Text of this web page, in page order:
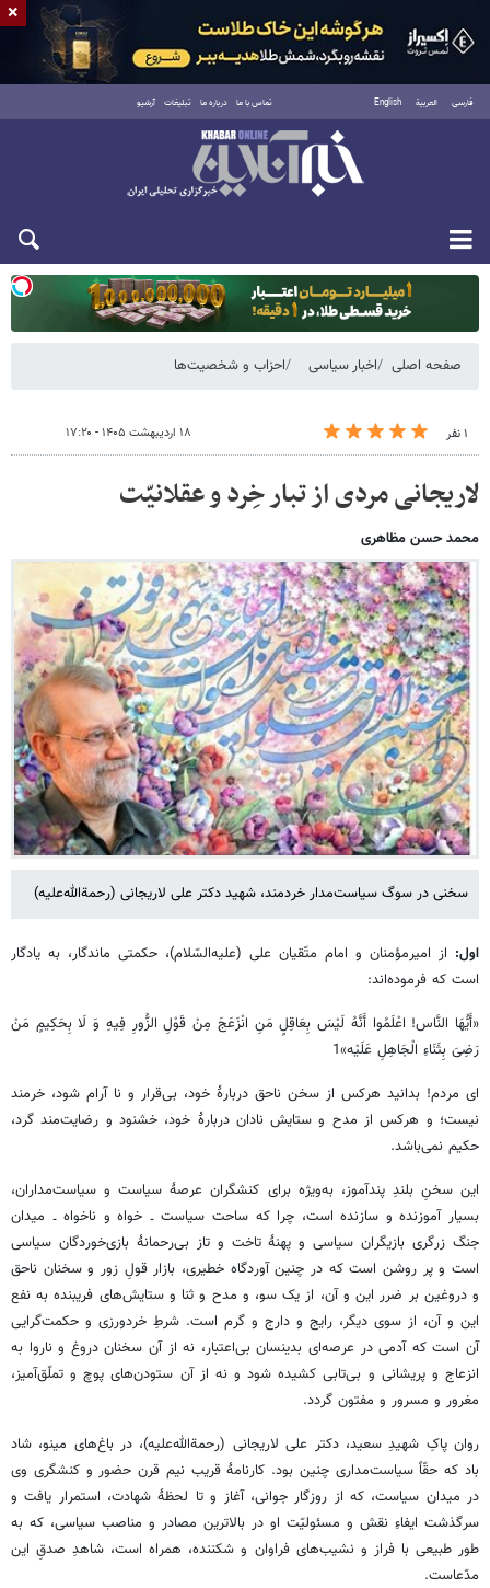
فارسی العربية English تماس با ما درباره ما تبلیغات آرشیو
یکشنبه ۱۸ مرداد ۱۴۰۵
صفحه اصلی اخبار سیاسی احزاب و شخصیت‌ها
۱ نفر ۱۸ اردیبهشت ۱۴۰۵ - ۱۷:۲۰
لاریجانی مردی از تبار خِرد و عقلانیّت
محمد حسن مظاهری
سخنی در سوگ سیاست‌مدار خردمند، شهید دکتر علی لاریجانی (رحمة‌الله‌علیه)
اول: از امیرمؤمنان و امام متّقیان علی (علیه‌السّلام)، حکمتی ماندگار، به یادگار
است که فرموده‌اند:
«أَیُّهَا النَّاس! اعْلَمُوا أَنَّهُ لَیْسَ‏ بِعَاقِلٍ‏ مَنِ‏ انْزَعَجَ مِنْ قَوْلِ الزُّورِ فِیهِ وَ لَا بِحَکِیمٍ مَنْ
رَضِیَ بِثَنَاءِ الْجَاهِلِ عَلَیْه»1
ای مردم! بدانید هرکس از سخن ناحق دربارۀ خود، بی‌قرار و نا آرام شود، خرمند
نیست؛ و هرکس از مدح و ستایش نادان دربارۀ خود، خشنود و رضایت‌مند گرد،
حکیم نمی‌باشد.
این سخنِ بلندِ پندآموز، به‌ویژه برای کنشگران عرصۀ سیاست و سیاست‌مداران،
بسیار آموزنده و سازنده است، چرا که ساحت سیاست ۔ خواه و ناخواه ۔ میدان
جنگ زرگری بازیگران سیاسی و پهنۀ تاخت و تاز بی‌رحمانۀ بازی‌خوردگان سیاسی
است و پر روشن است که در چنین آوردگاه خطیری، بازار قولِ زور و سخنان ناحق
و دروغین بر ضرر این و آن، از یک سو، و مدح و ثنا و ستایش‌های فریبنده به نفع
این و آن، از سوی دیگر، رایج و دارج و گرم است. شرطِ خردورزی و حکمت‌گرایی
آن است که آدمی در عرصه‌ای بدینسان بی‌اعتبار، نه از آن سخنان دروغ و ناروا به
انزعاج و پریشانی و بی‌تابی کشیده شود و نه از آن ستودن‌های پوچ و تملّق‌آمیز،
مغرور و مسرور و مفتون گردد.
روان پاکِ شهیدِ سعید، دکتر علی لاریجانی (رحمة‌الله‌علیه)، در باغ‌های مینو، شاد
باد که حقّاً سیاست‌مداری چنین بود. کارنامۀ قریب نیم قرن حضور و کنشگری وی
در میدان سیاست، که از روزگار جوانی، آغاز و تا لحظۀ شهادت، استمرار یافت و
سرگذشت ایفاءِ نقش و مسئولیّت او در بالاترین مصادر و مناصب سیاسی، که به
طور طبیعی با فراز و نشیب‌های فراوان و شکننده، همراه است، شاهدِ صدقِ این
مدّعاست.
×